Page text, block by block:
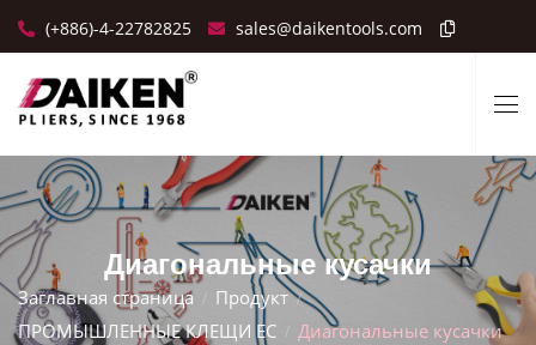
(+886)-4-22782825 sales@daikentools.com
Диагональные кусачки
Заглавная страница
Продукт
ПРОМЫШЛЕННЫЕ КЛЕЩИ ЕС
Диагональные кусачки